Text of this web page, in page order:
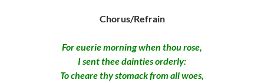
Chorus/Refrain
For euerie morning when thou rose,
I sent thee dainties orderly:
To cheare thy stomack from all woes,